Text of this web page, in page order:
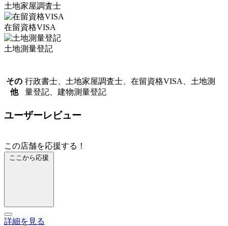
土地家屋調査士
在留資格VISA
土地測量登記
その
他
行政書士、土地家屋調査士、在留資格VISA、土地測
量登記、建物測量登記
ユーザーレビュー
この店舗を応援する！
ここから応援
詳細を見る